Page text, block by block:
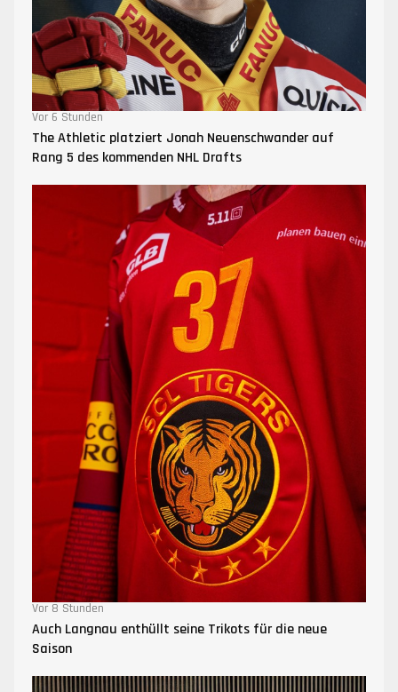
Vor 6 Stunden
The Athletic platziert Jonah Neuenschwander auf
Rang 5 des kommenden NHL Drafts
Vor 8 Stunden
Auch Langnau enthüllt seine Trikots für die neue
Saison